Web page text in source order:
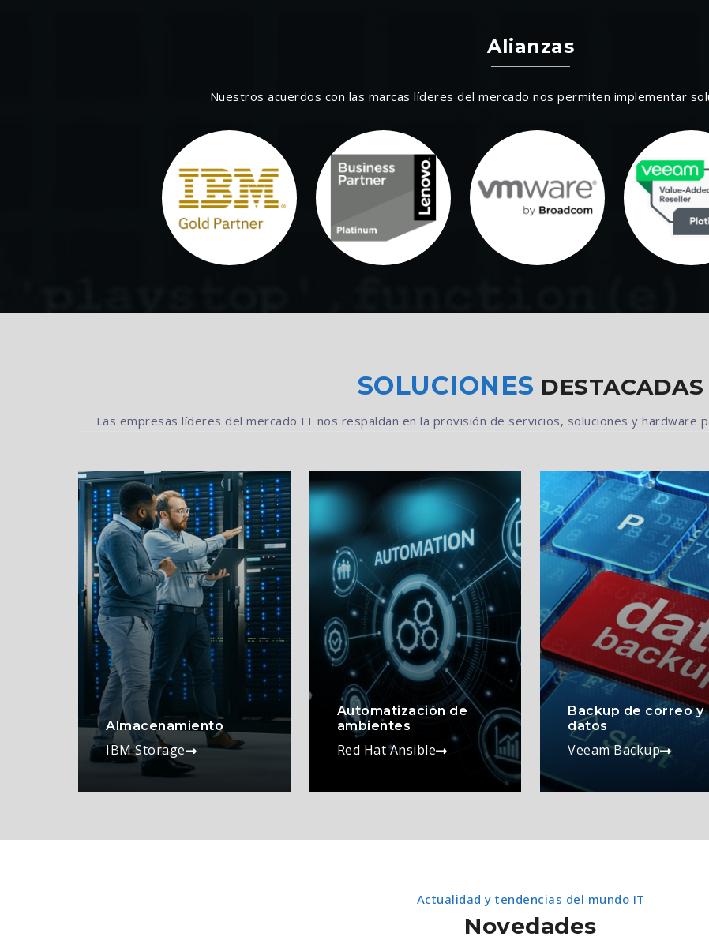
Alianzas
Nuestros acuerdos con las marcas líderes del mercado nos permiten implementar
SOLUCIONES DESTACADAS
Las empresas líderes del mercado IT nos respaldan en la provisión de servicios, soluciones y hardware
Almacenamiento
IBM Storage
Automatización de
ambientes
Red Hat Ansible
Backup de correo y
datos
Veeam Backup
Actualidad y tendencias del mundo IT
Novedades